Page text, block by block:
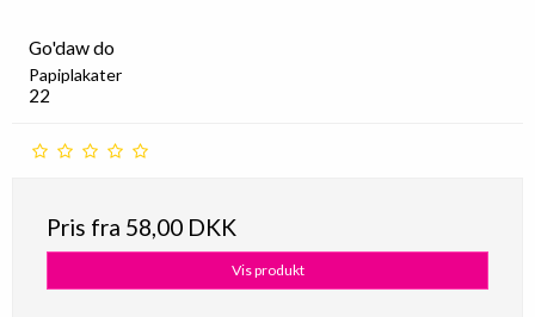
Go'daw do
Papiplakater
22
Pris fra 58,00 DKK
Vis produkt